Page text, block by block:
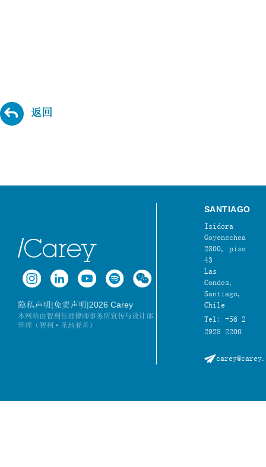
返回
隐私声明|免责声明|2026 Carey
本网站由智利佳理律师事务所宣传与设计部
管理（智利·圣地亚哥）
SANTIAGO
Isidora
Goyenechea
2800, piso
43
Las
Condes,
Santiago,
Chile
Tel: +56 2
2928 2200